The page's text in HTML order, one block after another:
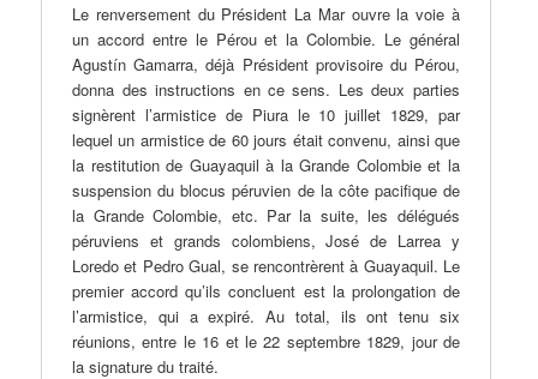
Le renversement du Président La Mar ouvre la voie à
un accord entre le Pérou et la Colombie. Le général
Agustín Gamarra, déjà Président provisoire du Pérou,
donna des instructions en ce sens. Les deux parties
signèrent l’armistice de Piura le 10 juillet 1829, par
lequel un armistice de 60 jours était convenu, ainsi que
la restitution de Guayaquil à la Grande Colombie et la
suspension du blocus péruvien de la côte pacifique de
la Grande Colombie, etc. Par la suite, les délégués
péruviens et grands colombiens, José de Larrea y
Loredo et Pedro Gual, se rencontrèrent à Guayaquil. Le
premier accord qu’ils concluent est la prolongation de
l’armistice, qui a expiré. Au total, ils ont tenu six
réunions, entre le 16 et le 22 septembre 1829, jour de
la signature du traité.